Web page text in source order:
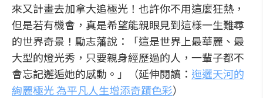
來又計畫去加拿大追極光！也許你不用這麼狂熱，
但是若有機會，真是希望能親眼見到這樣一生難尋
的世界奇景！勵志藩說：「這是世界上最華麗、最
大型的燈光秀，只要親身經歷過的人，一輩子都不
會忘記邂逅她的感動。」（延伸閱讀： 迤邐天河的
絢麗極光 為平凡人生增添奇蹟色彩）